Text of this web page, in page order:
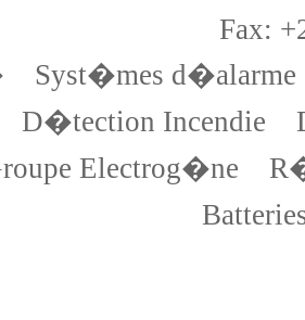
Fax:
Syst�mes d�alarme
D�tection Incendie
Electrog�ne